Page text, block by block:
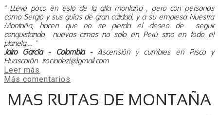
" LLevo poco en esto de la alta montaña , pero con personas
como Sergio y sus guías de gran calidad, y a su empresa Nuestra
Montaña, hacen que no se pierda el deseo de seguir
conquistando nuevas cimas no solo en Perú sino en todo el
planeta ... "
Jairo García - Colombia - Ascensión y cumbres en Pisco y
Huascarán irociadez(@)gmail.com
Leer más
Más comentarios
MAS RUTAS DE MONTAÑA